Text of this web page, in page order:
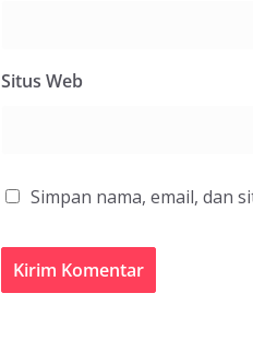
Situs Web
Simpan nama, email, dan